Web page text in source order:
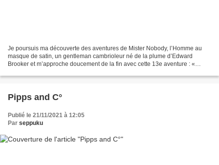
Je poursuis ma découverte des aventures de Mister Nobody, l’Homme au
masque de satin, un gentleman cambrioleur né de la plume d’Edward
Brooker et m’approche doucement de la fin avec cette 13e aventure : «
Pipps and C°
Publié le 21/11/2021 à 12:05
Par seppuku